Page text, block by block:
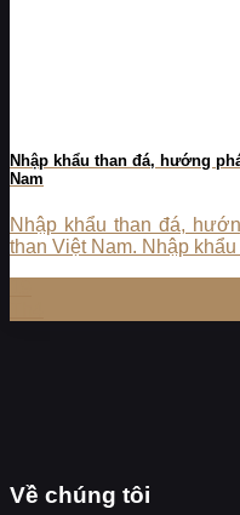
Nhập khẩu than đá, hướng
Nam
Nhập khẩu than đá,
than Việt Nam. Nhập
Về chúng tôi